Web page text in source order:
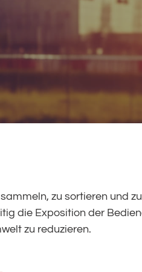
zu reduzieren.